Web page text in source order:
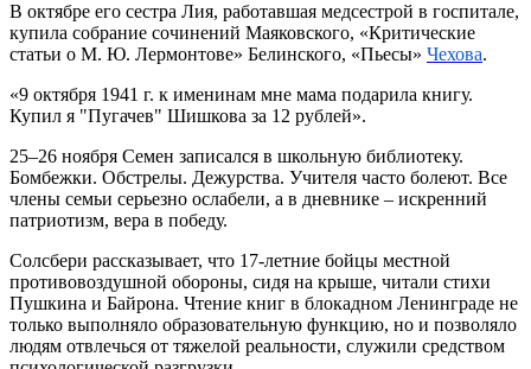
В октябре его сестра Лия, работавшая медсестрой в госпитале,
купила собрание сочинений Маяковского, «Критические
статьи о М. Ю. Лермонтове» Белинского, «Пьесы» Чехова.
«9 октября 1941 г. к именинам мне мама подарила книгу.
Купил я "Пугачев" Шишкова за 12 рублей».
25–26 ноября Семен записался в школьную библиотеку.
Бомбежки. Обстрелы. Дежурства. Учителя часто болеют. Все
члены семьи серьезно ослабели, а в дневнике – искренний
патриотизм, вера в победу.
Солсбери рассказывает, что 17-летние бойцы местной
противовоздушной обороны, сидя на крыше, читали стихи
Пушкина и Байрона. Чтение книг в блокадном Ленинграде не
только выполняло образовательную функцию, но и позволяло
людям отвлечься от тяжелой реальности, служили средством